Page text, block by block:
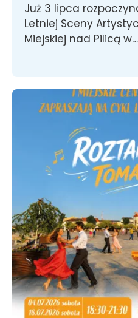
Już 3 lipca
Letniej Sceny
Miejskiej nad Pilicą w…